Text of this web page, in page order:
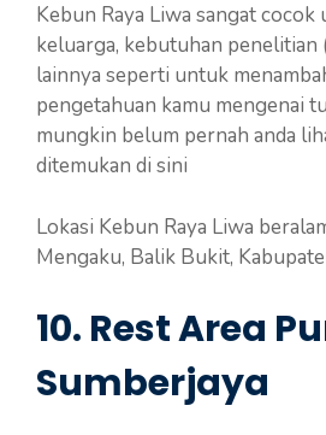
Kebun Raya Liwa sangat
keluarga, kebutuhan penelitian
lainnya seperti untuk
pengetahuan kamu mengenai
mungkin belum pernah anda
ditemukan di sini
Lokasi Kebun Raya Liwa
Mengaku, Balik Bukit,
10. Rest Area
Sumberjaya